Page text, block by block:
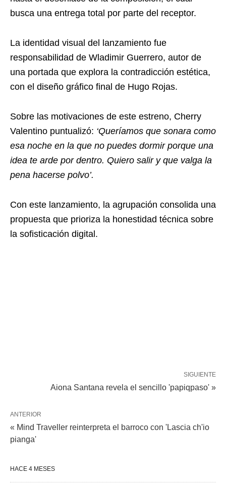
busca una entrega total por parte del receptor.
La identidad visual del lanzamiento fue
responsabilidad de Wladimir Guerrero, autor de
una portada que explora la contradicción estética,
con el diseño gráfico final de Hugo Rojas.
Sobre las motivaciones de este estreno, Cherry
Valentino puntualizó: ‘Queríamos que sonara como
esa noche en la que no puedes dormir porque una
idea te arde por dentro. Quiero salir y que valga la
pena hacerse polvo’.
Con este lanzamiento, la agrupación consolida una
propuesta que prioriza la honestidad técnica sobre
la sofisticación digital.
SIGUIENTE
Aiona Santana revela el sencillo 'papiqpaso' »
ANTERIOR
« Mind Traveller reinterpreta el barroco con 'Lascia ch'io
pianga'
HACE 4 MESES